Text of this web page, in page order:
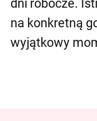
dni robocze.
na konkretną
wyjątkowy